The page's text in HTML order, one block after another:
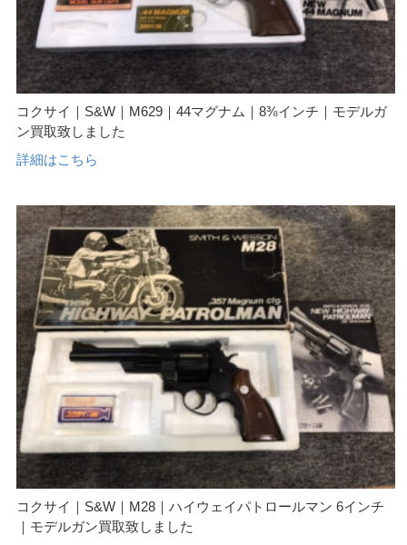
コクサイ｜S&W｜M629｜44マグナム｜8⅜インチ｜モデルガ
ン買取致しました
詳細はこちら
コクサイ｜S&W｜M28｜ハイウェイパトロールマン 6インチ
｜モデルガン買取致しました